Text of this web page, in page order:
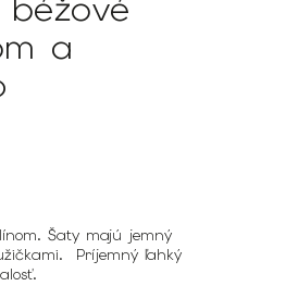
a
Šaty majú jemný
Príjemný ľahký